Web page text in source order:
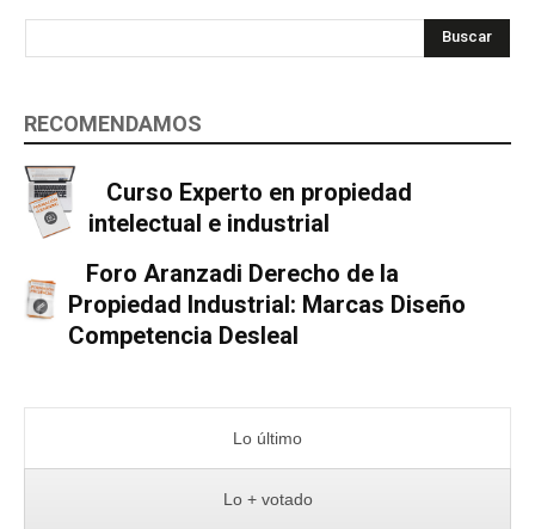
Buscar
RECOMENDAMOS
Curso Experto en propiedad
intelectual e industrial
Foro Aranzadi Derecho de la
Propiedad Industrial: Marcas Diseño
Competencia Desleal
Lo último
Lo + votado